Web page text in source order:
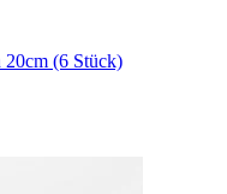
(6 Stück)